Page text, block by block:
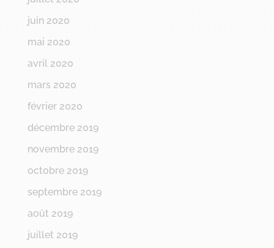
juin 2020
mai 2020
avril 2020
mars 2020
février 2020
décembre 2019
novembre 2019
octobre 2019
septembre 2019
août 2019
juillet 2019